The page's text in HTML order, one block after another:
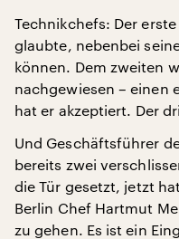
Technikchefs: Der
glaubte, nebenbei
können. Dem zweiten
nachgewiesen – einen
hat er akzeptiert. Der
Und Geschäftsführer
bereits zwei
die Tür gesetzt, jetzt
Berlin Chef Hartmut
zu gehen. Es ist ein